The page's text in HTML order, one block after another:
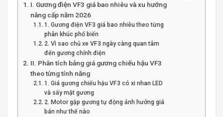
I. Gương điện VF3 giá bao nhiêu và xu hướng
nâng cấp năm 2026
1. Gương điện VF3 giá bao nhiêu theo từng
phân khúc phổ biến
2. Vì sao chủ xe VF3 ngày càng quan tâm
đến gương chỉnh điện
II. Phân tích bảng giá gương chiếu hậu VF3
theo từng tính năng
1. Giá gương chiếu hậu VF3 có xi nhan LED
và sấy mặt gương
2. Motor gập gương tự động ảnh hưởng giá
bán như thế nào